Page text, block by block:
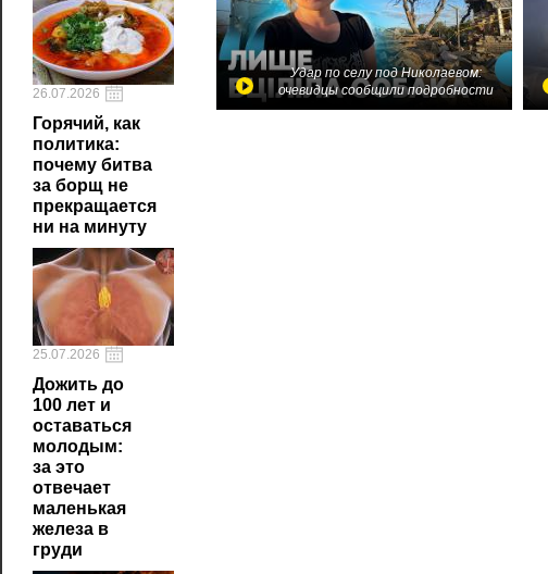
26.07.2026
Горячий, как
политика:
почему битва
за борщ не
прекращается
ни на минуту
25.07.2026
Дожить до
100 лет и
оставаться
молодым:
за это
отвечает
маленькая
железа в
груди
Удар по селу под Николаевом:
очевидцы сообщили подробности